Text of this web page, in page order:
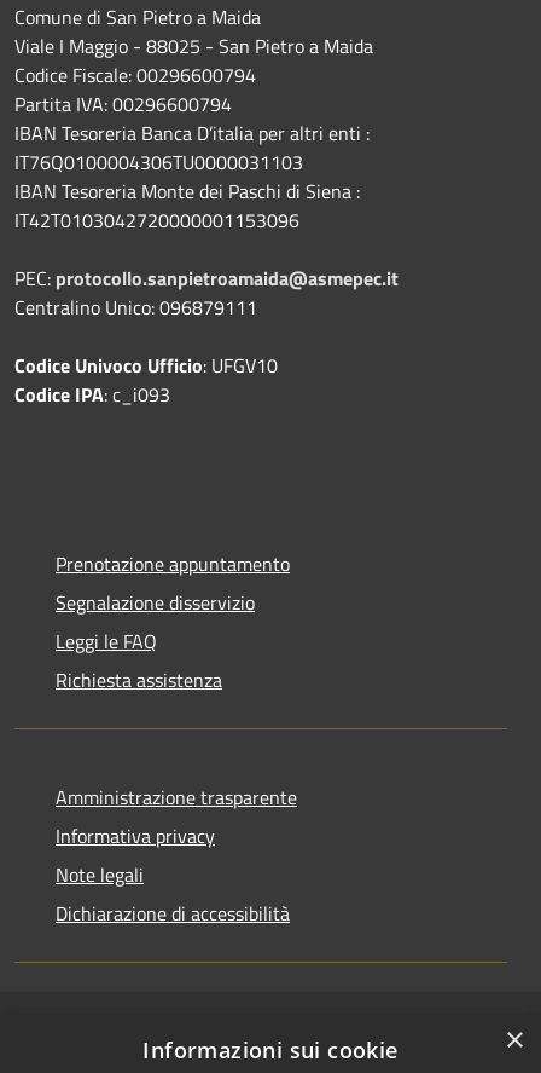
Comune di San Pietro a Maida
Viale I Maggio - 88025 - San Pietro a Maida
Codice Fiscale: 00296600794
Partita IVA: 00296600794
IBAN Tesoreria Banca D’italia per altri enti :
IT76Q0100004306TU0000031103
IBAN Tesoreria Monte dei Paschi di Siena :
IT42T0103042720000001153096
PEC: protocollo.sanpietroamaida@asmepec.it
Centralino Unico: 096879111
Codice Univoco Ufficio: UFGV10
Codice IPA: c_i093
Prenotazione appuntamento
Segnalazione disservizio
Leggi le FAQ
Richiesta assistenza
Amministrazione trasparente
Informativa privacy
Note legali
Dichiarazione di accessibilità
Copyright © 2026 • Comune di
San Pietro a Maida • Powered
×
Informazioni sui cookie